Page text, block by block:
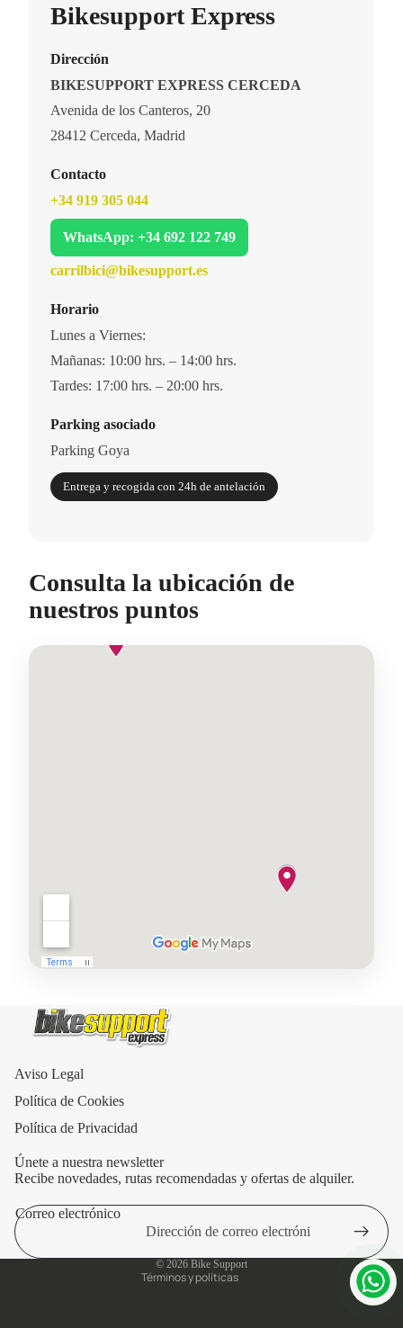
Bikesupport Express
Dirección
BIKESUPPORT EXPRESS CERCEDA
Avenida de los Canteros, 20
28412 Cerceda, Madrid
Contacto
+34 919 305 044
WhatsApp: +34 692 122 749
carrilbici@bikesupport.es
Horario
Lunes a Viernes:
Mañanas: 10:00 hrs. – 14:00 hrs.
Tardes: 17:00 hrs. – 20:00 hrs.
Parking asociado
Parking Goya
Entrega y recogida con 24h de antelación
Consulta la ubicación de
nuestros puntos
Aviso Legal
Política de Cookies
Política de Privacidad
Únete a nuestra newsletter
Recibe novedades, rutas recomendadas y ofertas de alquiler.
Correo electrónico
© 2026 Bike Support
Términos y políticas
Política de privacidad